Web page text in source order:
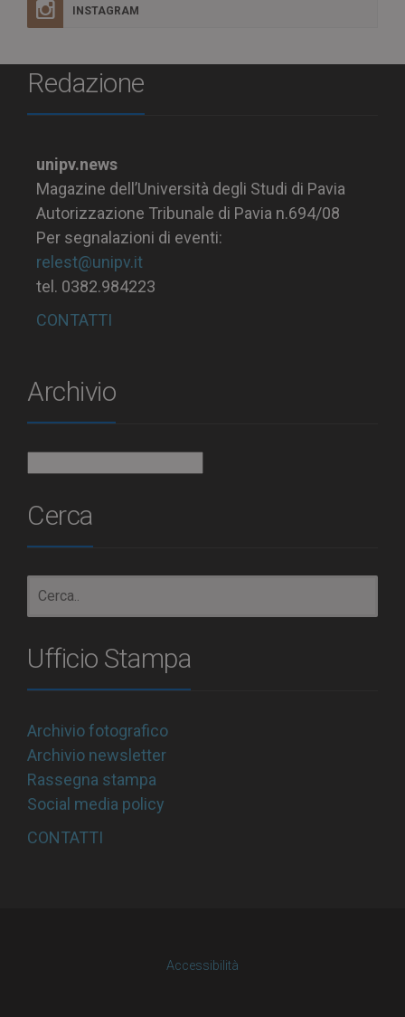
INSTAGRAM
Redazione
unipv.news
Magazine dell’Università degli Studi di Pavia
Autorizzazione Tribunale di Pavia n.694/08
Per segnalazioni di eventi:
relest@unipv.it
tel. 0382.984223
CONTATTI
Archivio
Cerca
Ufficio Stampa
Archivio fotografico
Archivio newsletter
Rassegna stampa
Social media policy
CONTATTI
Accessibilità